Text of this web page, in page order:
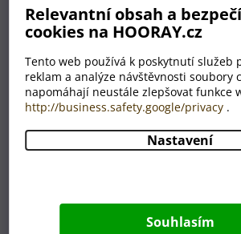
Relevantní obsah a
cookies na HOORAY.cz
Tento web používá k poskytnutí služeb
reklam a analýze návštěvnosti soubory
napomáhají neustále zlepšovat funkce
http://business.safety.google/privacy .
Nastavení
Souhlasím
Nemáte grafika? Nevadí!